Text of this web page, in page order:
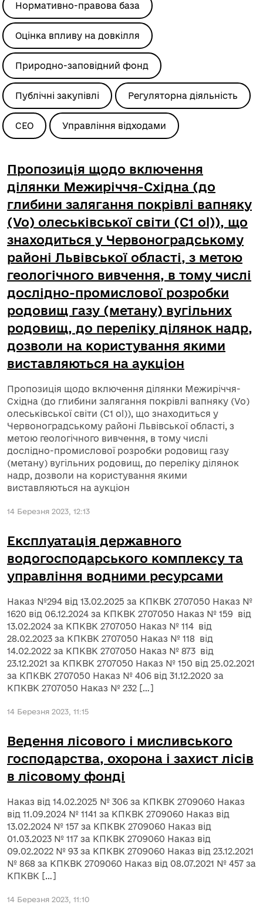
Нормативно-правова база
Оцінка впливу на довкілля
Природно-заповідний фонд
Публічні закупівлі Регуляторна діяльність
СЕО Управління відходами
Пропозиція щодо включення
ділянки Межиріччя-Східна (до
глибини залягання покрівлі вапняку
(Vo) олеськівської світи (C1 ol)), що
знаходиться у Червоноградському
районі Львівської області, з метою
геологічного вивчення, в тому числі
дослідно-промислової розробки
родовищ газу (метану) вугільних
родовищ, до переліку ділянок надр,
дозволи на користування якими
виставляються на аукціон
Пропозиція щодо включення ділянки Межиріччя-
Східна (до глибини залягання покрівлі вапняку (Vo)
олеськівської світи (C1 ol)), що знаходиться у
Червоноградському районі Львівської області, з
метою геологічного вивчення, в тому числі
дослідно-промислової розробки родовищ газу
(метану) вугільних родовищ, до переліку ділянок
надр, дозволи на користування якими
виставляються на аукціон
14 Березня 2023, 12:13
Експлуатація державного
водогосподарського комплексу та
управління водними ресурсами
Наказ №294 від 13.02.2025 за КПКВК 2707050 Наказ №
1620 від 06.12.2024 за КПКВК 2707050 Наказ № 159 від
13.02.2024 за КПКВК 2707050 Наказ № 114 від
28.02.2023 за КПКВК 2707050 Наказ № 118 від
14.02.2022 за КПКВК 2707050 Наказ № 873 від
23.12.2021 за КПКВК 2707050 Наказ № 150 від 25.02.2021
за КПКВК 2707050 Наказ № 406 від 31.12.2020 за
КПКВК 2707050 Наказ № 232 […]
14 Березня 2023, 11:15
Ведення лісового і мисливського
господарства, охорона і захист лісів
в лісовому фонді
Наказ від 14.02.2025 № 306 за КПКВК 2709060 Наказ
від 11.09.2024 № 1141 за КПКВК 2709060 Наказ від
13.02.2024 № 157 за КПКВК 2709060 Наказ від
01.03.2023 № 117 за КПКВК 2709060 Наказ від
09.02.2022 № 93 за КПКВК 2709060 Наказ від 23.12.2021
№ 868 за КПКВК 2709060 Наказ від 08.07.2021 № 457 за
КПКВК […]
14 Березня 2023, 11:10